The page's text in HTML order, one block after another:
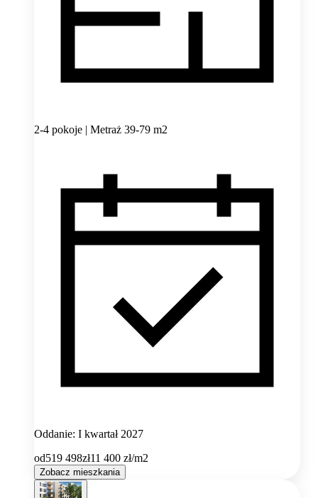
2-4 pokoje | Metraż 39-79 m2
Oddanie: I kwartał 2027
od519 498zł11 400 zł/m2
Zobacz mieszkania